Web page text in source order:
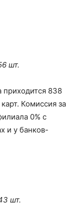
шт.
приходится 838
Комиссия за
0% с
и у банков-
шт.